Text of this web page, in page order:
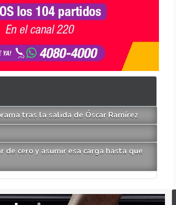
tras la salida de Óscar Ramírez
de cero y asumir esa carga hasta que